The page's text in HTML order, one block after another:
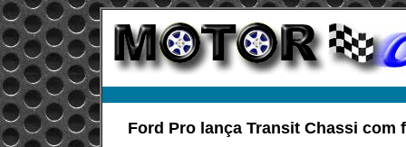
Ford Pro lança Transit Chassi